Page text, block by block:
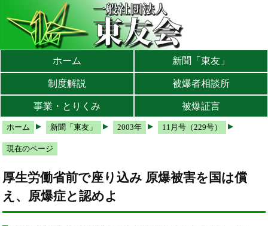
メインメニューへ
サブメニューへ
現在地ナビ（パンくずリスト）へ
ホーム 新聞「東友」
制度解説 被爆者相談所
事業・とりくみ 被爆証言
ホーム 新聞「東友」 2003年 11月号（229号）
現在のページ
厚生労働省前で座り込み 原爆被害を国は償
え、原爆症と認めよ